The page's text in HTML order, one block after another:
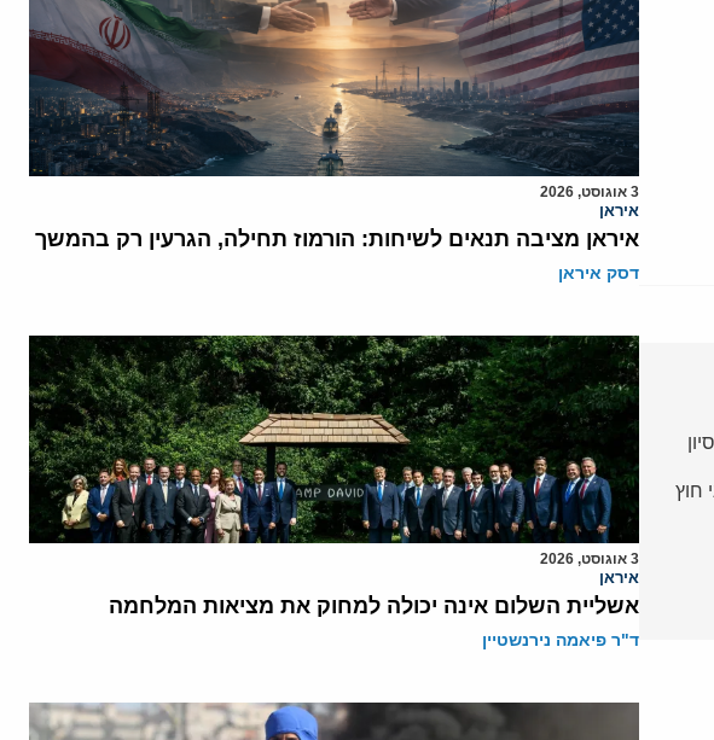
חוץ
3 אוגוסט, 2026
איראן
איראן מציבה תנאים לשיחות: הורמוז תחילה, הגרעין רק בהמשך
דסק איראן
3 אוגוסט, 2026
איראן
אשליית השלום אינה יכולה למחוק את מציאות המלחמה
ד"ר פיאמה נירנשטיין